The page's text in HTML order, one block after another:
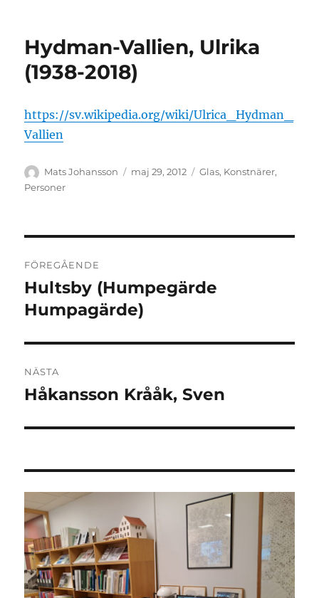
Hydman-Vallien, Ulrika
(1938-2018)
https://sv.wikipedia.org/wiki/Ulrica_Hydman_
Vallien
Författare
Mats Johansson
Publicerat
maj 29, 2012 Kategorier
Glas, Konstnärer,
Personer
FÖREGÅENDE
Föregående
inlägg:
Hultsby (Humpegärde
Humpagärde)
NÄSTA
Nästa
Håkansson Krååk, Sven